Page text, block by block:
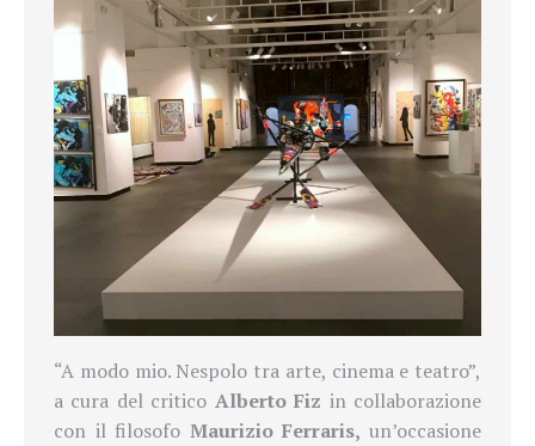
“A modo mio. Nespolo tra arte, cinema e teatro”,
a cura del critico Alberto Fiz in collaborazione
con il filosofo Maurizio Ferraris,un’occasione